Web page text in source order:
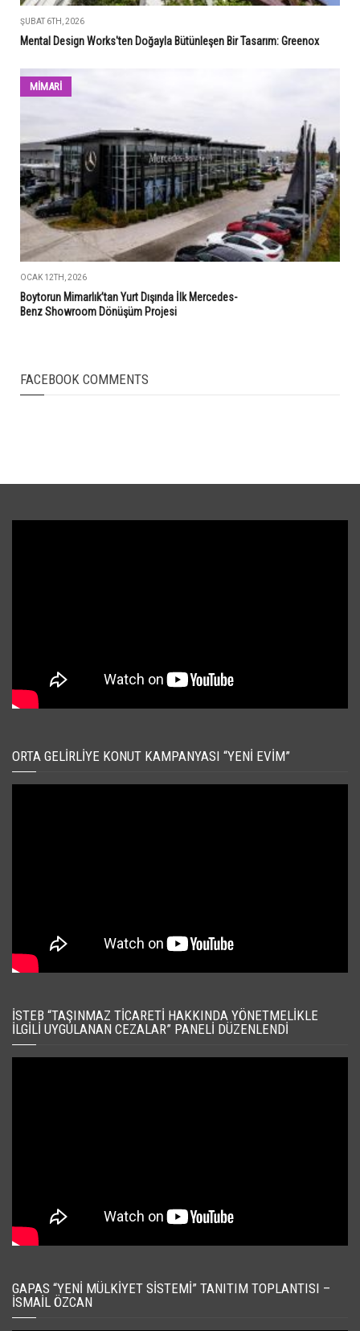
ŞUBAT 6TH, 2026
Mental Design Works'ten Doğayla Bütünleşen Bir Tasarım: Greenox
MİMARİ
OCAK 12TH, 2026
Boytorun Mimarlık’tan Yurt Dışında İlk Mercedes-
Benz Showroom Dönüşüm Projesi
FACEBOOK COMMENTS
ORTA GELIRLIYE KONUT KAMPANYASI “YENI EVIM”
İSTEB “TAŞINMAZ TICARETI HAKKINDA YÖNETMELIKLE
İLGILI UYGULANAN CEZALAR” PANELI DÜZENLENDI
GAPAS “YENI MÜLKIYET SISTEMI” TANITIM TOPLANTISI –
İSMAIL ÖZCAN